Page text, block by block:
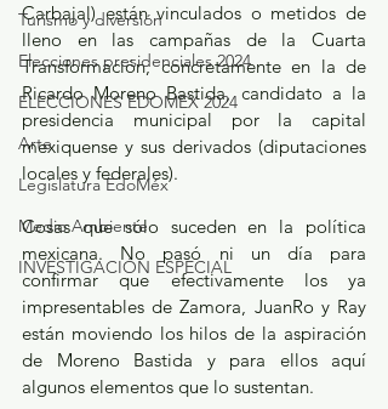
Turismo y diversión
Elecciones presidenciales 2024
ELECCIONES EDOMEX 2024
Arte
Legislatura EdoMéx
Medio Ambiente
INVESTIGACIÓN ESPECIAL
Carbajal) están vinculados o metidos de
lleno en las campañas de la Cuarta
Transformación, concretamente en la de
Ricardo Moreno Bastida, candidato a la
presidencia municipal por la capital
mexiquense y sus derivados (diputaciones
locales y federales).
Cosas que sólo suceden en la política
mexicana. No pasó ni un día para
confirmar que efectivamente los ya
impresentables de Zamora, JuanRo y Ray
están moviendo los hilos de la aspiración
de Moreno Bastida y para ellos aquí
algunos elementos que lo sustentan.